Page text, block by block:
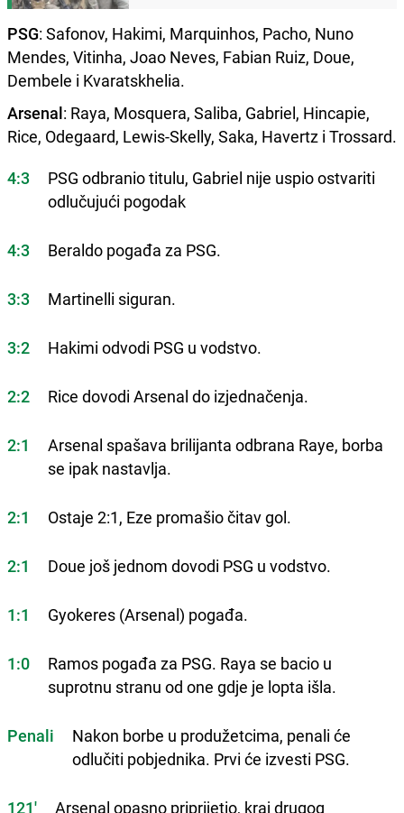
PSG: Safonov, Hakimi, Marquinhos, Pacho, Nuno
Mendes, Vitinha, Joao Neves, Fabian Ruiz, Doue,
Dembele i Kvaratskhelia.
Arsenal: Raya, Mosquera, Saliba, Gabriel, Hincapie,
Rice, Odegaard, Lewis-Skelly, Saka, Havertz i Trossard.
4:3
PSG odbranio titulu, Gabriel nije uspio ostvariti
odlučujući pogodak
4:3 Beraldo pogađa za PSG.
3:3 Martinelli siguran.
3:2 Hakimi odvodi PSG u vodstvo.
2:2 Rice dovodi Arsenal do izjednačenja.
2:1
Arsenal spašava brilijanta odbrana Raye, borba
se ipak nastavlja.
2:1 Ostaje 2:1, Eze promašio čitav gol.
2:1 Doue još jednom dovodi PSG u vodstvo.
1:1 Gyokeres (Arsenal) pogađa.
1:0
Ramos pogađa za PSG. Raya se bacio u
suprotnu stranu od one gdje je lopta išla.
Penali
Nakon borbe u produžetcima, penali će
odlučiti pobjednika. Prvi će izvesti PSG.
121'
Arsenal opasno priprijetio, kraj drugog